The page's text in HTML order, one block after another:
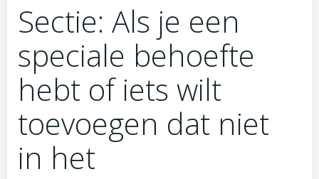
Sectie: Als je een
speciale behoefte
hebt of iets wilt
toevoegen dat niet
in het